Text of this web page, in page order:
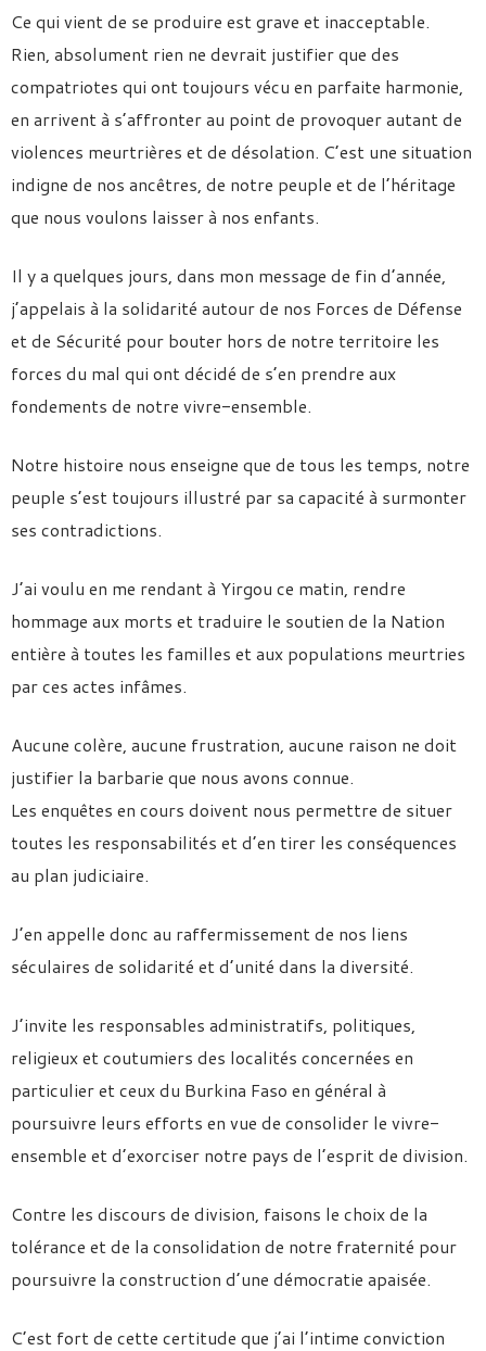
Ce qui vient de se produire est grave et inacceptable.
Rien, absolument rien ne devrait justifier que des
compatriotes qui ont toujours vécu en parfaite harmonie,
en arrivent à s’affronter au point de provoquer autant de
violences meurtrières et de désolation. C’est une situation
indigne de nos ancêtres, de notre peuple et de l’héritage
que nous voulons laisser à nos enfants.
Il y a quelques jours, dans mon message de fin d’année,
j’appelais à la solidarité autour de nos Forces de Défense
et de Sécurité pour bouter hors de notre territoire les
forces du mal qui ont décidé de s’en prendre aux
fondements de notre vivre-ensemble.
Notre histoire nous enseigne que de tous les temps, notre
peuple s’est toujours illustré par sa capacité à surmonter
ses contradictions.
J’ai voulu en me rendant à Yirgou ce matin, rendre
hommage aux morts et traduire le soutien de la Nation
entière à toutes les familles et aux populations meurtries
par ces actes infâmes.
Aucune colère, aucune frustration, aucune raison ne doit
justifier la barbarie que nous avons connue.
Les enquêtes en cours doivent nous permettre de situer
toutes les responsabilités et d’en tirer les conséquences
au plan judiciaire.
J’en appelle donc au raffermissement de nos liens
séculaires de solidarité et d’unité dans la diversité.
J’invite les responsables administratifs, politiques,
religieux et coutumiers des localités concernées en
particulier et ceux du Burkina Faso en général à
poursuivre leurs efforts en vue de consolider le vivre-
ensemble et d’exorciser notre pays de l’esprit de division.
Contre les discours de division, faisons le choix de la
tolérance et de la consolidation de notre fraternité pour
poursuivre la construction d’une démocratie apaisée.
C’est fort de cette certitude que j’ai l’intime conviction